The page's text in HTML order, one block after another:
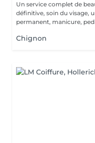
Un service complet de
définitive, soin du visage,
permanent, manicure,
Chignon